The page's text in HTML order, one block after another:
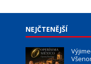
NEJČTENĚJŠÍ